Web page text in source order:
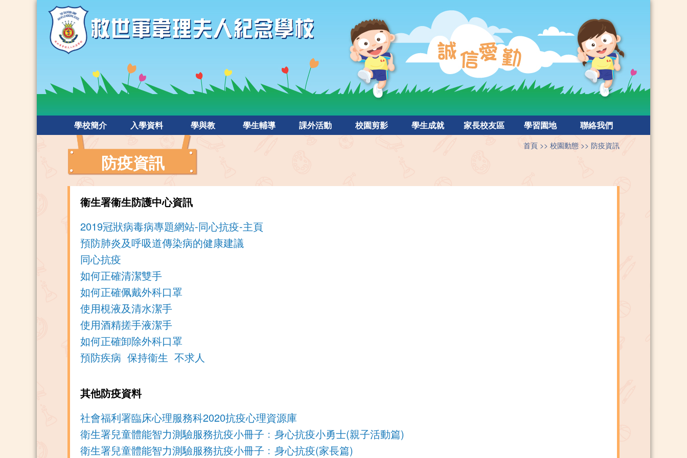
學校簡介 入學資料 學與教 學生輔導 課外活動 校園剪影 學生成就 家長校友區 學習園地 聯絡我們
防疫資訊
首頁 校園動態 防疫資訊
衞生署衞生防護中心資訊
2019冠狀病毒病專題網站-同心抗疫-主頁
預防肺炎及呼吸道傳染病的健康建議
同心抗疫
如何正確清潔雙手
如何正確佩戴外科口罩
使用梘液及清水潔手
使用酒精搓手液潔手
如何正確卸除外科口罩
預防疾病 保持衞生 不求人
其他防疫資料
社會福利署臨床心理服務科2020抗疫心理資源庫
衛生署兒童體能智力測驗服務抗疫小冊子﹕身心抗疫小勇士(親子活動篇)
衛生署兒童體能智力測驗服務抗疫小冊子﹕身心抗疫(家長篇)